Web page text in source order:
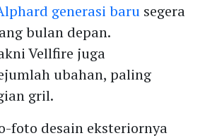
generasi baru segera
bulan depan.
Vellfire juga
ubahan, paling
gril.
foto desain eksteriornya